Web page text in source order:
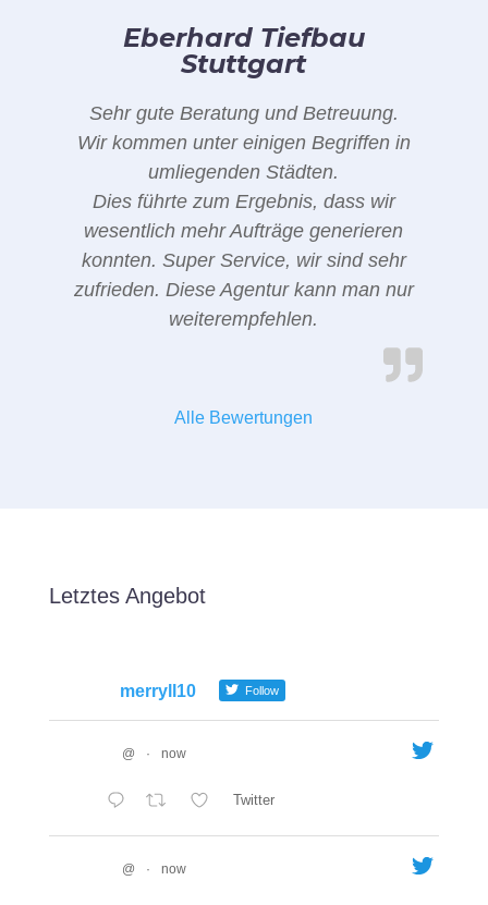
Eberhard Tiefbau
Stuttgart
Sehr gute Beratung und Betreuung.
Wir kommen unter einigen Begriffen in
umliegenden Städten.
Dies führte zum Ergebnis, dass wir
wesentlich mehr Aufträge generieren
konnten. Super Service, wir sind sehr
zufrieden. Diese Agentur kann man nur
weiterempfehlen.
Alle Bewertungen
Letztes Angebot
merryll10 Follow
@ · now
Twitter
@ · now